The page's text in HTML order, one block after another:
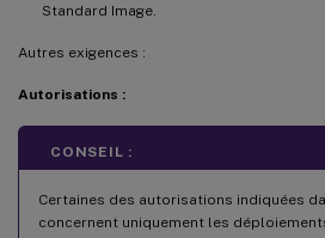
Standard Image.
Autres exigences :
Autorisations :
CONSEIL :
Certaines des autorisations indiquées
concernent uniquement les